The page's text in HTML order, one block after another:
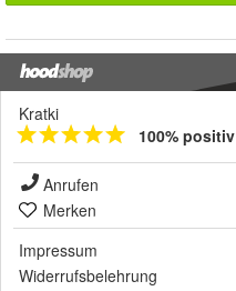
Kratki
100% positiv
Anrufen
Merken
Impressum
Widerrufsbelehrung